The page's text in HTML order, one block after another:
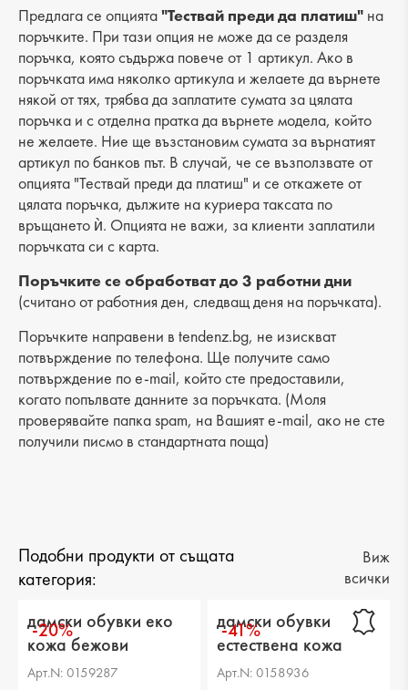
Категория: обувки
Лицев материал: еко кожа
Хастар: еко кожа
Ходило/Подметка: платформа
Вид стелка: еко кожа
Височина подметка: 3 cm
Височина на платформата : 4 cm
Разстояние от петата до горната част: 5 cm
Предлага се опцията"Тествай преди да платиш" на
поръчките. При тази опция не може да се разделя
поръчка, която съдържа повече от 1 артикул. Ако в
поръчката има няколко артикула и желаете да върнете
някой от тях, трябва да заплатите сумата за цялата
поръчка и с отделна пратка да върнете модела, който
не желаете. Ние ще възстановим сумата за върнатият
артикул по банков път. В случай, че се възползвате от
опцията "Тествай преди да платиш" и се откажете от
цялата поръчка, дължите на куриера таксата по
връщането ѝ. Опцията не важи, за клиенти заплатили
поръчката си с карта.
Поръчките се обработват до 3 работни дни
(считано от работния ден, следващ деня на поръчката).
Поръчките направени в tendenz.bg, не изискват
потвърждение по телефона. Ще получите само
потвърждение по e-mail, който сте предоставили,
когато попълвате данните за поръчката. (Моля
проверявайте папка spam, на Вашият e-mail, ако не сте
получили писмо в стандартната поща)
Подобни продукти от същата
категория:
Виж
всички
-20%
дамски обувки еко
кожа бежови
Арт.N: 0159287
-41%
дамски обувки
естествена кожа
черни
Арт.N: 0158936